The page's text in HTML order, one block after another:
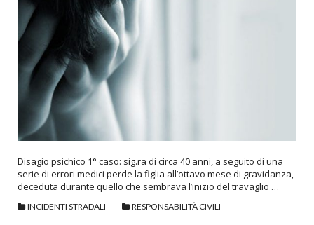
Disagio psichico 1° caso: sig.ra di circa 40 anni, a seguito di una
serie di errori medici perde la figlia all’ottavo mese di gravidanza,
deceduta durante quello che sembrava l’inizio del travaglio …
INCIDENTI STRADALI RESPONSABILITÀ CIVILI